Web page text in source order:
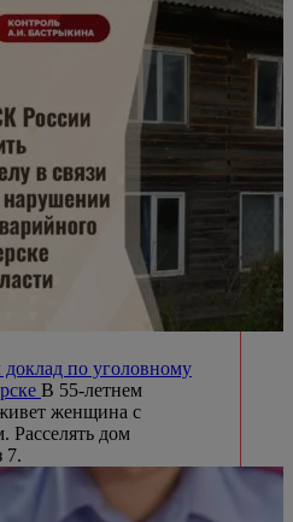
доклад по уголовному
В 55-летнем
женщина с
Расселять дом
7.